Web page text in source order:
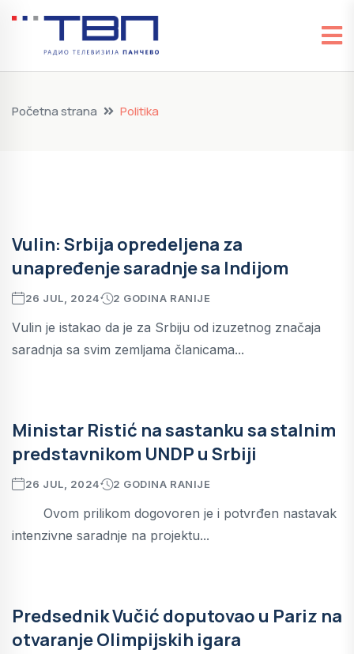
Početna strana Politika
Vulin: Srbija opredeljena za
unapređenje saradnje sa Indijom
26 JUL, 2024 2 GODINA RANIJE
Vulin je istakao da je za Srbiju od izuzetnog značaja
saradnja sa svim zemljama članicama...
Ministar Ristić na sastanku sa stalnim
predstavnikom UNDP u Srbiji
26 JUL, 2024 2 GODINA RANIJE
Ovom prilikom dogovoren je i potvrđen nastavak
intenzivne saradnje na projektu...
Predsednik Vučić doputovao u Pariz na
otvaranje Olimpijskih igara